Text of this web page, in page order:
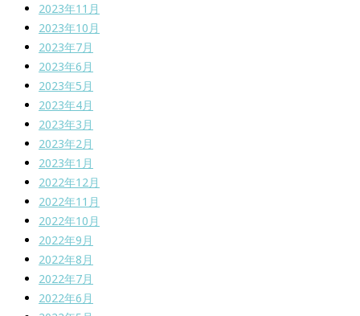
2023年11月
2023年10月
2023年7月
2023年6月
2023年5月
2023年4月
2023年3月
2023年2月
2023年1月
2022年12月
2022年11月
2022年10月
2022年9月
2022年8月
2022年7月
2022年6月